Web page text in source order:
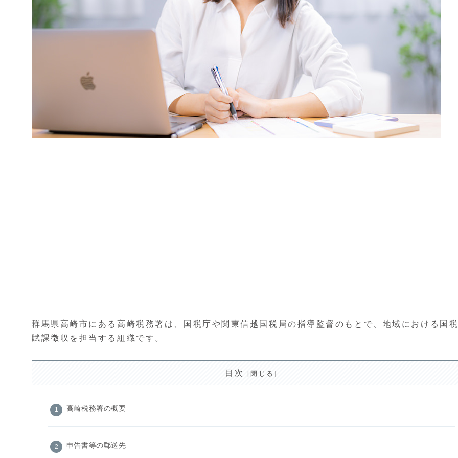
群馬県高崎市にある高崎税務署は、国税庁や関東信越国税局の指導監督のもとで、地域における国
賦課徴収を担当する組織です。
目次
高崎税務署の概要
申告書等の郵送先